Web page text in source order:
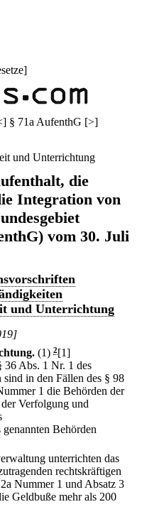
]
] § 71a AufenthG [>]
und Unterrichtung
die
Integration von
vom 30. Juli
und Unterrichtung
(1) 2[1]
36 Abs. 1 Nr. 1 des
in den Fällen des § 98
1 die Behörden der
Verfolgung und
genannten Behörden
unterrichten das
rechtskräftigen
Nummer 1 und Absatz 3
Geldbuße mehr als 200